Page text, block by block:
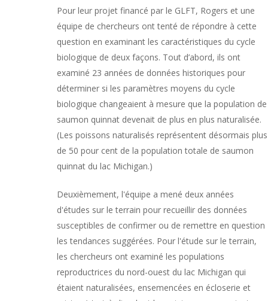
Pour leur projet financé par le GLFT, Rogers et une
équipe de chercheurs ont tenté de répondre à cette
question en examinant les caractéristiques du cycle
biologique de deux façons. Tout d’abord, ils ont
examiné 23 années de données historiques pour
déterminer si les paramètres moyens du cycle
biologique changeaient à mesure que la population de
saumon quinnat devenait de plus en plus naturalisée.
(Les poissons naturalisés représentent désormais plus
de 50 pour cent de la population totale de saumon
quinnat du lac Michigan.)
Deuxièmement, l'équipe a mené deux années
d'études sur le terrain pour recueillir des données
susceptibles de confirmer ou de remettre en question
les tendances suggérées. Pour l'étude sur le terrain,
les chercheurs ont examiné les populations
reproductrices du nord-ouest du lac Michigan qui
étaient naturalisées, ensemencées en écloserie et